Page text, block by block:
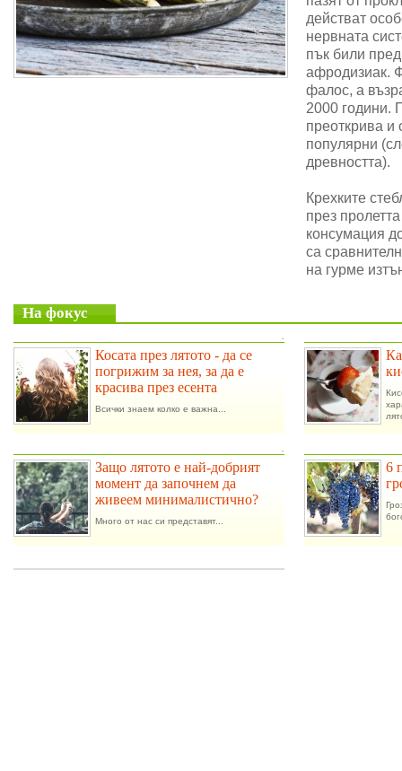
действат
нервната
пък били
афродизиак.
фалос, а
2000 години.
преоткрива и
популярни
древността).
Крехките
през
консумация
са
на гурме
На фокус
Косата през лятото - да се
погрижим за нея, за да е
красива през есента
Всички знаем колко е важна...
Защо лятото е най-добрият
момент да започнем да
живеем минималистично?
Много от нас си представят...
6